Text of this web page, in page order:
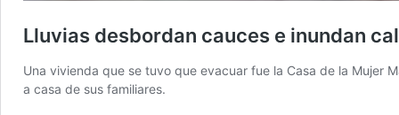
Lluvias desbordan cauces e inundan
Una vivienda que se tuvo que evacuar fue la Casa de la Mujer
a casa de sus familiares.